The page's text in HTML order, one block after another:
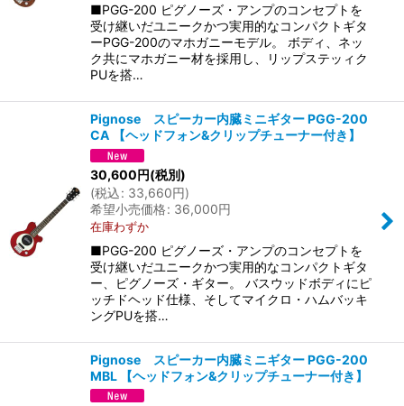
■PGG-200 ピグノーズ・アンプのコンセプトを
受け継いだユニークかつ実用的なコンパクトギタ
ーPGG-200のマホガニーモデル。 ボディ、ネッ
ク共にマホガニー材を採用し、リップステッィク
PUを搭…
Pignose スピーカー内臓ミニギター PGG-200
CA 【ヘッドフォン&クリップチューナー付き】
30,600円(税別)
(税込: 33,660円)
希望小売価格: 36,000円
在庫わずか
■PGG-200 ピグノーズ・アンプのコンセプトを
受け継いだユニークかつ実用的なコンパクトギタ
ー、ピグノーズ・ギター。 バスウッドボディにピ
ッチドヘッド仕様、そしてマイクロ・ハムバッキ
ングPUを搭…
Pignose スピーカー内臓ミニギター PGG-200
MBL 【ヘッドフォン&クリップチューナー付き】